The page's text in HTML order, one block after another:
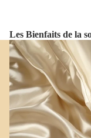
Les Bienfaits de la